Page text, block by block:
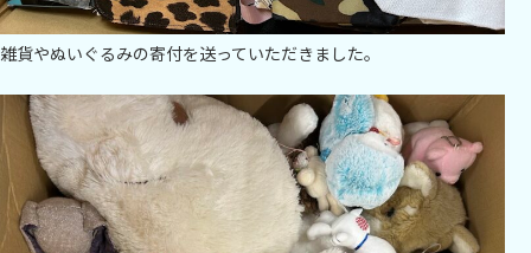
雑貨やぬいぐるみの寄付を送っていただきました。